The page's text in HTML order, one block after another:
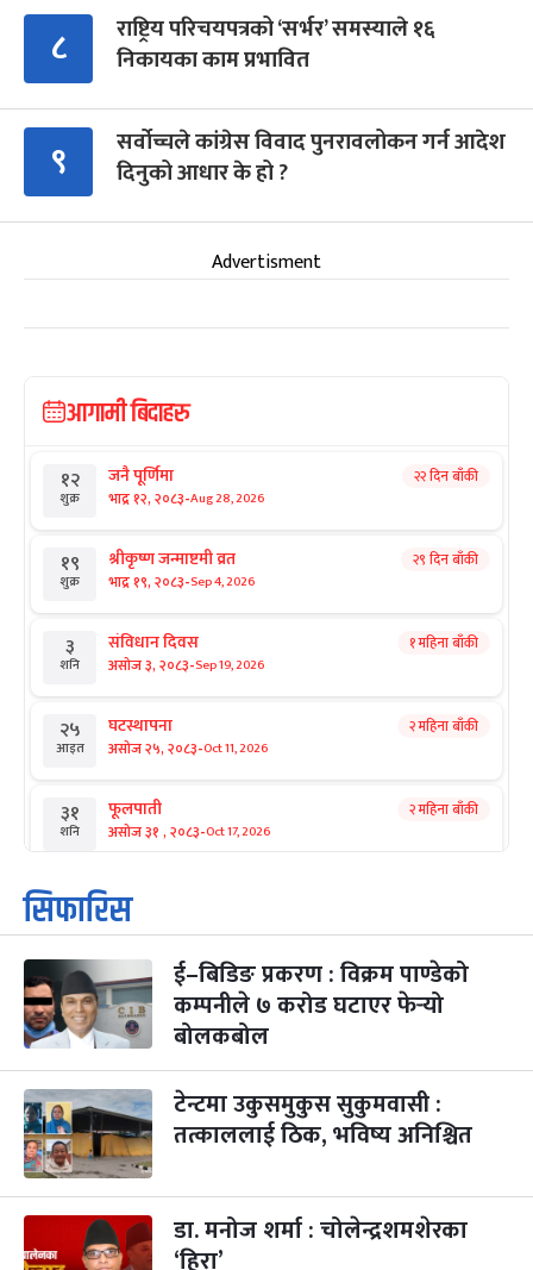
८
राष्ट्रिय परिचयपत्रको ‘सर्भर’ समस्याले १६
निकायका काम प्रभावित
९
सर्वोच्चले कांग्रेस विवाद पुनरावलोकन गर्न आदेश
दिनुको आधार के हो ?
Advertisment
आगामी बिदाहरु
१२
शुक्र
जनै पूर्णिमा
भाद्र १२, २०८३-Aug 28, 2026
२२ दिन बाँकी
१९
शुक्र
श्रीकृष्ण जन्माष्टमी व्रत
भाद्र १९, २०८३-Sep 4, 2026
२९ दिन बाँकी
३
शनि
संविधान दिवस
असोज ३, २०८३-Sep 19, 2026
१ महिना बाँकी
२५
आइत
घटस्थापना
असोज २५, २०८३-Oct 11, 2026
२ महिना बाँकी
३१
शनि
फूलपाती
असोज ३१ , २०८३-Oct 17, 2026
२ महिना बाँकी
१
आइत
कार्तिक सङ्क्रान्ति
कार्तिक १, २०८३
३
मंगल
महानवमी
कार्तिक ३, २०८३-Oct 20, 2026
२ महिना बाँकी
४
५
बिहि
पापा‌ङ्कुशा एकादशी व्रत
कार्तिक ५, २०८३
२ महिना बाँकी
आइत
कुकुर तिहार
कार्तिक २२, २०८३-Nov 8, 2026
३ महिना बाँकी
सिफारिस
ई–बिडिङ प्रकरण : विक्रम पाण्डेको
कम्पनीले ७ करोड घटाएर फेर्‍यो
बोलकबोल
टेन्टमा उकुसमुकुस सुकुमवासी :
तत्काललाई ठिक, भविष्य अनिश्चित
डा. मनोज शर्मा : चोलेन्द्रशमशेरका
‘हिरा’